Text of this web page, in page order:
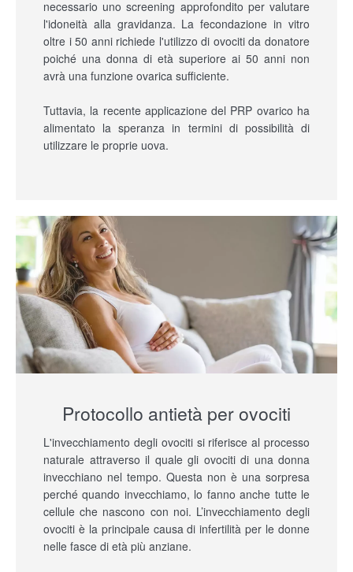
necessario uno screening approfondito per valutare
l'idoneità alla gravidanza. La fecondazione in vitro
oltre i 50 anni richiede l'utilizzo di ovociti da donatore
poiché una donna di età superiore ai 50 anni non
avrà una funzione ovarica sufficiente.
Tuttavia, la recente applicazione del PRP ovarico ha
alimentato la speranza in termini di possibilità di
utilizzare le proprie uova.
Protocollo antietà per ovociti
L'invecchiamento degli ovociti si riferisce al processo
naturale attraverso il quale gli ovociti di una donna
invecchiano nel tempo. Questa non è una sorpresa
perché quando invecchiamo, lo fanno anche tutte le
cellule che nascono con noi. L’invecchiamento degli
ovociti è la principale causa di infertilità per le donne
nelle fasce di età più anziane.